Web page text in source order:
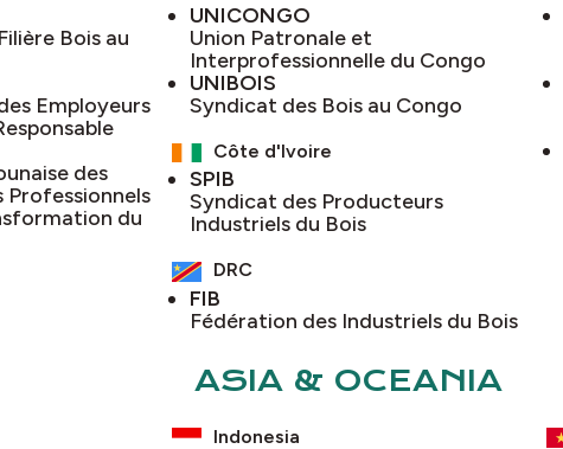
Bois au
Employeurs
des
Professionnels
du
UNICONGO
Union Patronale et
Interprofessionnelle du Congo
UNIBOIS
Syndicat des Bois au Congo
Côte d'Ivoire
SPIB
Syndicat des Producteurs
Industriels du Bois
DRC
FIB
Fédération des Industriels du Bois
ASIA & OCEANIA
Indonesia